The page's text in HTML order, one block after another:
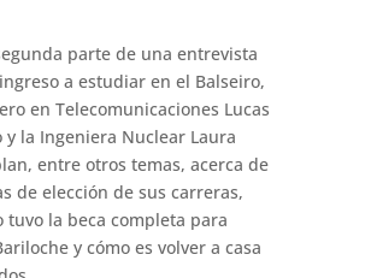
parte de una entrevista
a estudiar en el Balseiro,
en Telecomunicaciones Lucas
y la Ingeniera Nuclear Laura
entre otros temas, acerca de
de elección de sus carreras,
tuvo la beca completa para
y cómo es volver a casa